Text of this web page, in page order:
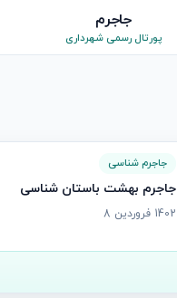
جاجرم
پورتال رسمی شهرداری
جاجرم شناسی
جاجرم بهشت باستان شناسی
1402 فروردین 8